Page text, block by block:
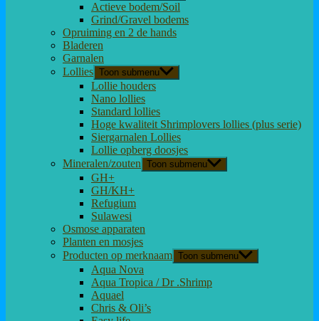
Actieve bodem/Soil
Grind/Gravel bodems
Opruiming en 2 de hands
Bladeren
Garnalen
Lollies Toon submenu
Lollie houders
Nano lollies
Standard lollies
Hoge kwaliteit Shrimplovers lollies (plus serie)
Siergarnalen Lollies
Lollie opberg doosjes
Mineralen/zouten Toon submenu
GH+
GH/KH+
Refugium
Sulawesi
Osmose apparaten
Planten en mosjes
Producten op merknaam Toon submenu
Aqua Nova
Aqua Tropica / Dr .Shrimp
Aquael
Chris & Oli’s